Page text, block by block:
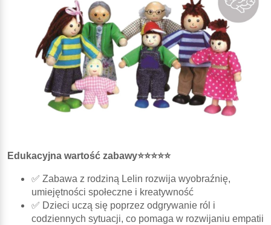
Edukacyjna wartość zabawy⭐⭐⭐⭐⭐
✅ Zabawa z rodziną Lelin rozwija wyobraźnię,
umiejętności społeczne i kreatywność
✅ Dzieci uczą się poprzez odgrywanie ról i
codziennych sytuacji, co pomaga w rozwijaniu empatii